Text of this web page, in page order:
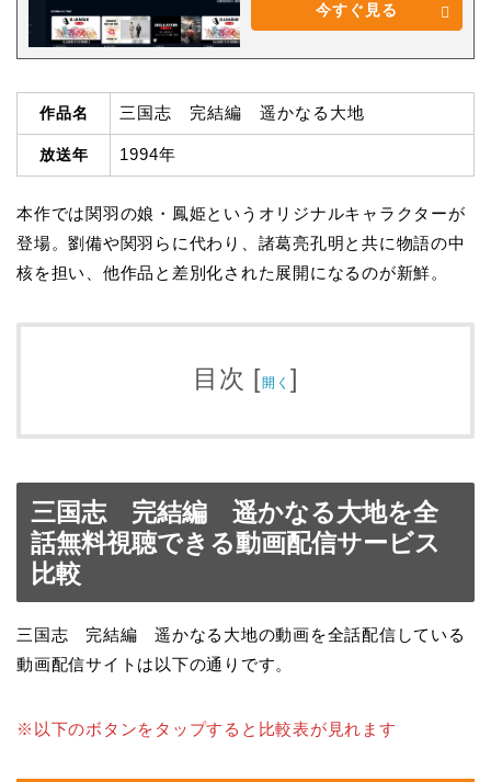
今すぐ見る
作品名 三国志 完結編 遥かなる大地
放送年 1994年
本作では関羽の娘・鳳姫というオリジナルキャラクターが
登場。劉備や関羽らに代わり、諸葛亮孔明と共に物語の中
核を担い、他作品と差別化された展開になるのが新鮮。
目次 [開く ]
三国志 完結編 遥かなる大地を全
話無料視聴できる動画配信サービス
比較
三国志 完結編 遥かなる大地の動画を全話配信している
動画配信サイトは以下の通りです。
※以下のボタンをタップすると比較表が見れます